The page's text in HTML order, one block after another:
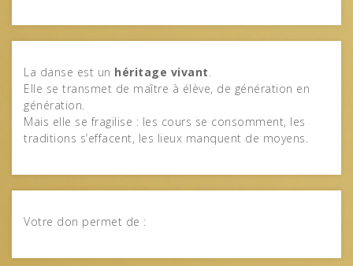
La danse est un héritage vivant
Elle se transmet de maître à élève, de génération en
génération.
Mais elle se fragilise : les cours se consomment, les
traditions s’effacent, les lieux manquent de moyens.
Votre don permet de :